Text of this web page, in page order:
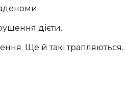
дієти.
Ще й такі трапляються.